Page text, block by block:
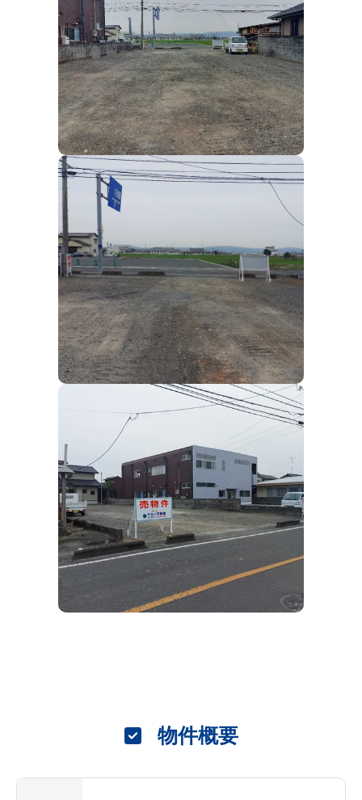
物件概要